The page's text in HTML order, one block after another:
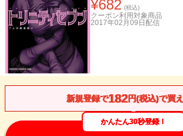
¥682 (税込)
クーポン利用対象商品
2017年02月09日 配信
新規登録で182円(税込)で買
かんたん30秒登録！